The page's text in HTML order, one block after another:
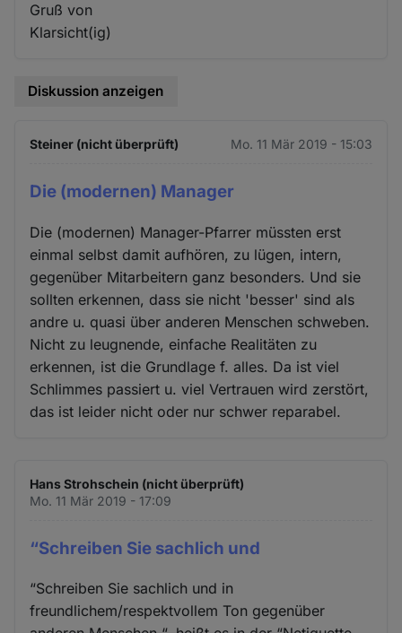
Gruß von
Klarsicht(ig)
Diskussion anzeigen
Steiner (nicht überprüft) Mo. 11 Mär 2019 - 15:03
Die (modernen) Manager
Die (modernen) Manager-Pfarrer müssten erst
einmal selbst damit aufhören, zu lügen, intern,
gegenüber Mitarbeitern ganz besonders. Und sie
sollten erkennen, dass sie nicht 'besser' sind als
andre u. quasi über anderen Menschen schweben.
Nicht zu leugnende, einfache Realitäten zu
erkennen, ist die Grundlage f. alles. Da ist viel
Schlimmes passiert u. viel Vertrauen wird zerstört,
das ist leider nicht oder nur schwer reparabel.
Hans Strohschein (nicht überprüft)
Mo. 11 Mär 2019 - 17:09
“Schreiben Sie sachlich und
“Schreiben Sie sachlich und in
freundlichem/respektvollem Ton gegenüber